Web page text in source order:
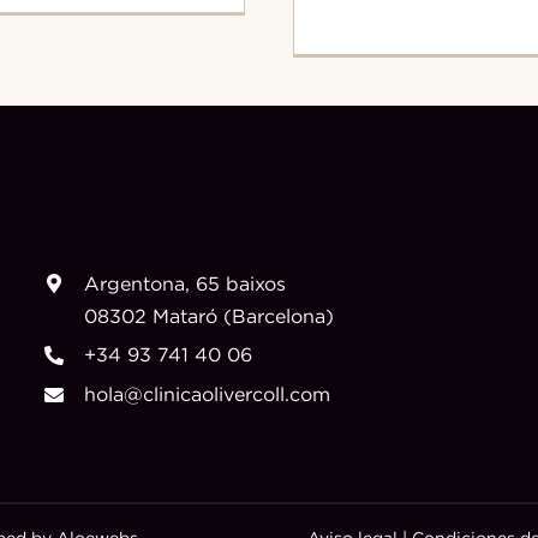
Argentona, 65 baixos
08302 Mataró (Barcelona)
+34 93 741 40 06
hola@clinicaolivercoll.com